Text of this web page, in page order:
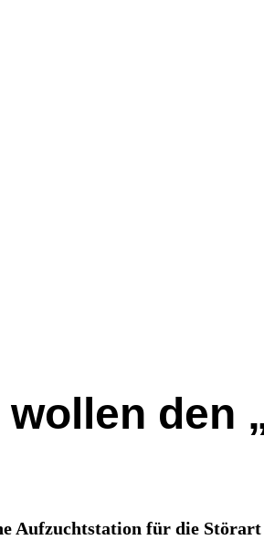
den
Aufzuchtstation für die